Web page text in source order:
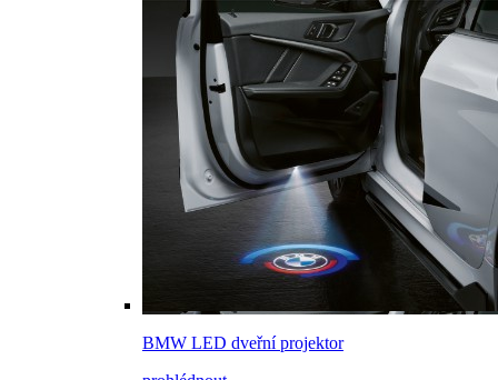
BMW LED dveřní projektor